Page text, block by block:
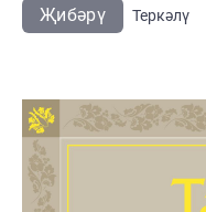
Җибәрү Теркәлү